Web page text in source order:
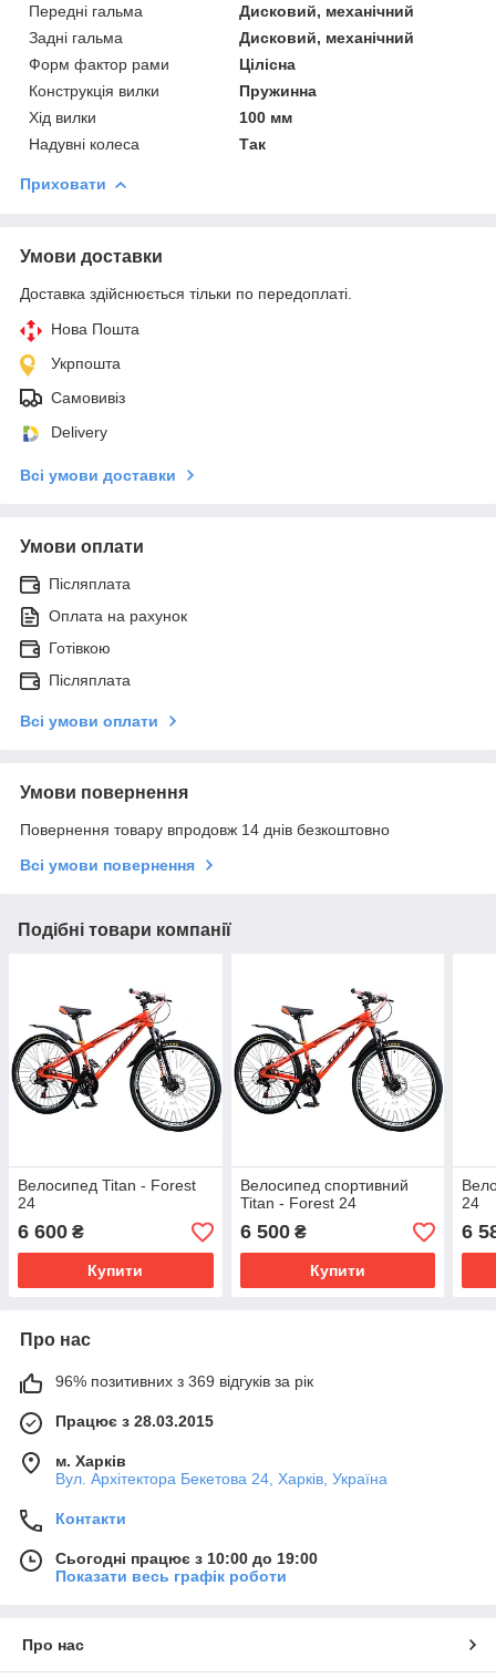
Передні гальма
Дисковий, механічний
Задні гальма
Дисковий, механічний
Форм фактор рами
Цілісна
Конструкція вилки
Пружинна
Хід вилки
100 мм
Надувні колеса
Так
Приховати
Умови доставки
Доставка здійснюється тільки по передоплаті.
Нова Пошта
Укрпошта
Самовивіз
Delivery
Всі умови доставки
Умови оплати
Післяплата
Оплата на рахунок
Готівкою
Післяплата
Всі умови оплати
Умови повернення
Повернення товару впродовж 14 днів безкоштовно
Всі умови повернення
Подібні товари компанії
Велосипед Titan - Forest
24
6 600 ₴
Купити
Велосипед спортивний
Titan - Forest 24
6 500₴
Купити
24
6
Про нас
96% позитивних з 369 відгуків за рік
Працює з 28.03.2015
м. Харків
Вул. Архітектора Бекетова 24, Харків, Україна
Контакти
Сьогодні працює з 10:00 до 19:00
Показати весь графік роботи
Про нас